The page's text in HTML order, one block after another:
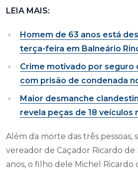
LEIA MAIS:
Homem de 63 anos está
terça-feira em Balneário
Crime motivado por seguro
com prisão de condenada
Maior desmanche
revela peças de 18 veículos
Além da morte das três pessoas,
vereador de Caçador Ricardo de
anos, o filho dele Michel Ricardo